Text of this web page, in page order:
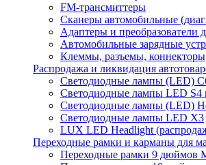
FM-трансмиттеры
Сканеры автомобильные
Адаптеры и преобразователи
Автомобильные зарядные
Клеммы, разъемы, коннекторы
Распродажа и ликвидация
Светодиодные лампы (LED)
Светодиодные лампы LED S4
Светодиодные лампы (LED)
Светодиодные лампы LED X3
LUX LED Headlight
Переходные рамки и карманы для
Переходные рамки 9 дюймов